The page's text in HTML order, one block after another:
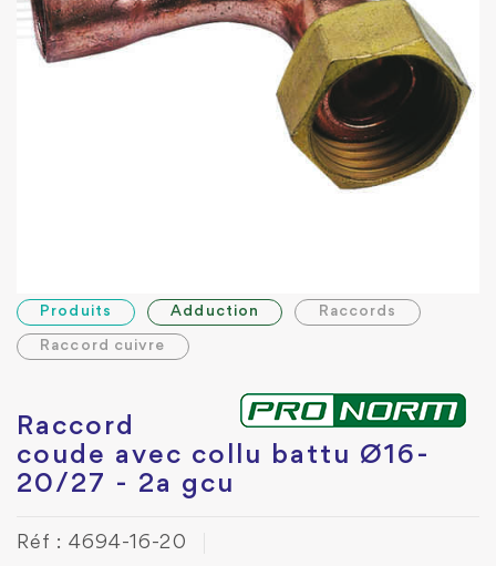
Produits Adduction Raccords
Raccord cuivre
Raccord
coude avec collu battu Ø16-
20/27 - 2a gcu
Réf : 4694-16-20